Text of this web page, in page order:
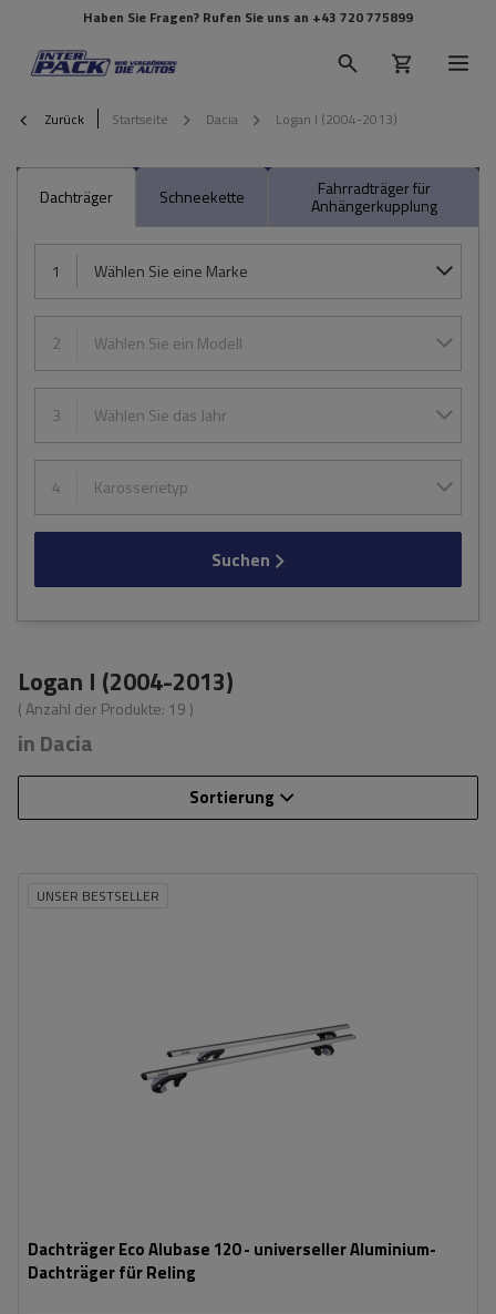
Haben Sie Fragen? Rufen Sie uns an +43 720 775899
Zurück Startseite Dacia Logan I (2004-2013)
Dachträger Schneekette Fahrradträger für
Anhängerkupplung
1 Wählen Sie eine Marke
2 Wählen Sie ein Modell
3 Wählen Sie das Jahr
4 Karosserietyp
Suchen
Logan I (2004-2013)
( Anzahl der Produkte: 19 )
in Dacia
Sortierung
UNSER BESTSELLER
Dachträger Eco Alubase 120 - universeller Aluminium-
Dachträger für Reling